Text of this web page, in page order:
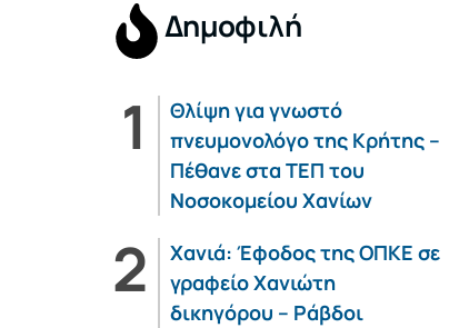
Δημοφιλή
Θλίψη για γνωστό
πνευμονολόγο της Κρήτης –
Πέθανε στα ΤΕΠ του
Νοσοκομείου Χανίων
Χανιά: Έφοδος της ΟΠΚΕ σε
γραφείο Χανιώτη
δικηγόρου – Ράβδοι